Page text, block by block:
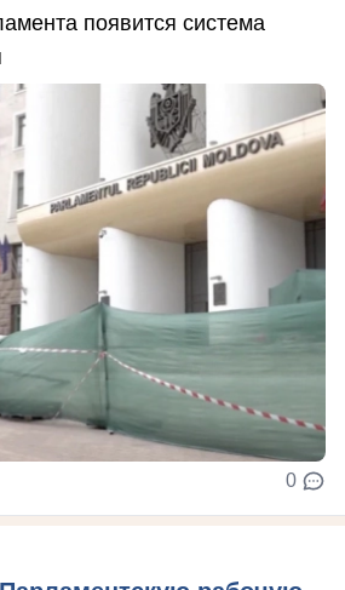
появится система
0